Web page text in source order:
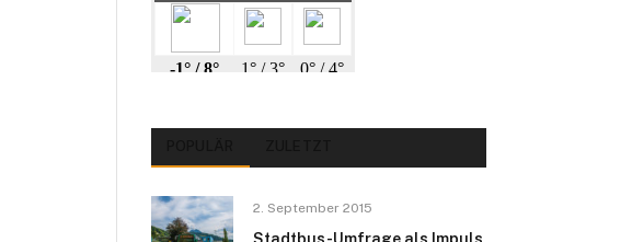
2. September 2015